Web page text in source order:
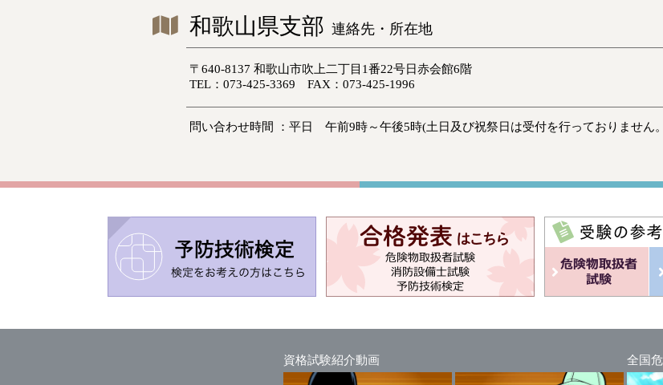
和歌山県支部 連絡先・所在地
〒640-8137 和歌山市吹上二丁目1番22号日赤会館6階
TEL：073-425-3369 FAX：073-425-1996
問い合わせ時間 ：平日 午前9時～午後5時(土日及び祝祭日は受付を行っておりません
資格試験紹介動画 全国